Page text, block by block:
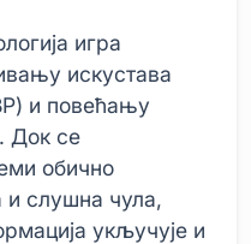
игра
искустава
и повећању
Док се
обично
и слушна чула,
укључује и